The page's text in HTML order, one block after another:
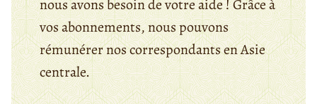
nous avons besoin de votre aide ! Grâce à
vos abonnements, nous pouvons
rémunérer nos correspondants en Asie
centrale.